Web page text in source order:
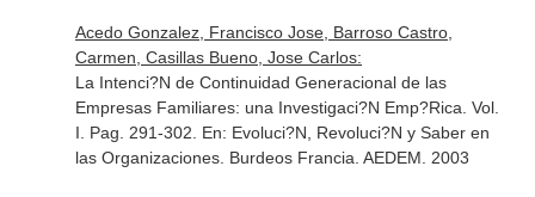
Acedo Gonzalez, Francisco Jose, Barroso Castro,
Carmen, Casillas Bueno, Jose Carlos:
La Intenci?N de Continuidad Generacional de las
Empresas Familiares: una Investigaci?N Emp?Rica. Vol.
I. Pag. 291-302. En: Evoluci?N, Revoluci?N y Saber en
las Organizaciones. Burdeos Francia. AEDEM. 2003